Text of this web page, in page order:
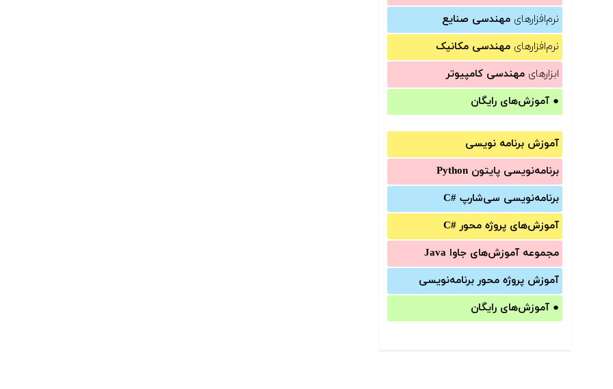
نرم‌افزارهای مهندسی صنایع
نرم‌افزارهای مهندسی مکانیک
ابزارهای مهندسی کامپیوتر
● آموزش‌های رایگان
آموزش برنامه نویسی
برنامه‌نویسی پایتون Python
برنامه‌‌نویسی سی‌شارپ C#‎
آموزش‌های پروژه محور #C
مجموعه آموزش‌های جاوا Java
آموزش‌ پروژه محور برنامه‌نویسی
● آموزش‌های رایگان